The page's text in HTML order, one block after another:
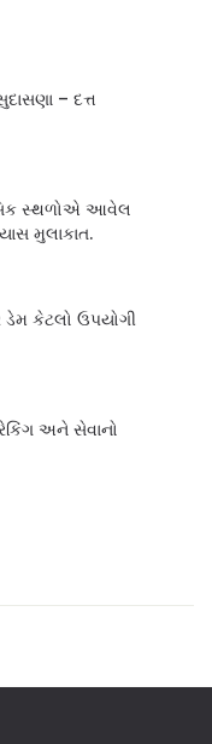
– દત્ત
સ્થળોએ આવેલ
મુલાકાત.
ડેમ કેટલો ઉપયોગી
અને સેવાનો